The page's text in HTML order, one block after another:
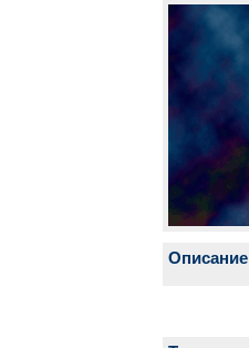
Описание